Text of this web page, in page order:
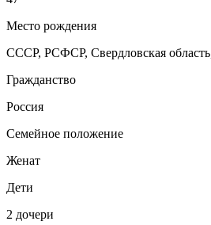
Место рождения
СССР, РСФСР, Свердловская
Гражданство
Россия
Семейное положение
Женат
Дети
2 дочери